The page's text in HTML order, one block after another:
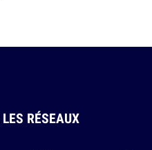
LES RÉSEAUX